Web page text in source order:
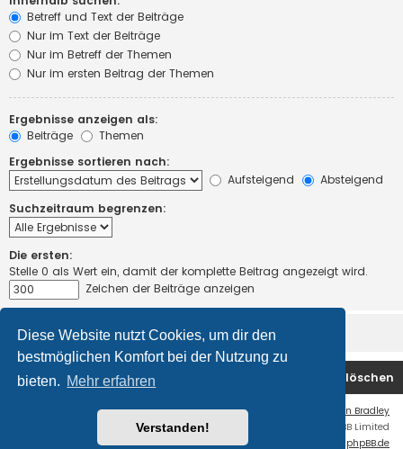
Diese Website nutzt Cookies, um dir den
bestmöglichen Komfort bei der Nutzung zu
bieten. Mehr erfahren
Verstanden!
Betreff und Text der Beiträge
Nur im Text der Beiträge
Nur im Betreff der Themen
Nur im ersten Beitrag der Themen
Ergebnisse anzeigen als:
Beiträge
Themen
Ergebnisse sortieren nach:
Aufsteigend
Absteigend
Suchzeitraum begrenzen:
Die ersten:
Stelle 0 als Wert ein, damit der komplette Beitrag angezeigt wird.
Zeichen der Beiträge anzeigen
Foren-Übersicht Alle Cookies löschen
Ian Bradley
Powered byphpBB
® Forum Software © phpBB Limited
Deutsche Übersetzung durch phpBB.de